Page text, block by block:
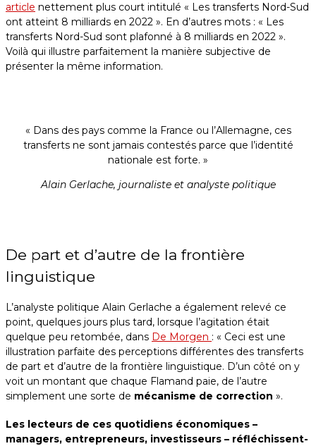
article nettement plus court intitulé « Les transferts Nord-Sud
ont atteint 8 milliards en 2022 ». En d’autres mots : « Les
transferts Nord-Sud sont plafonné à 8 milliards en 2022 ».
Voilà qui illustre parfaitement la manière subjective de
présenter la même information.
« Dans des pays comme la France ou l’Allemagne, ces
transferts ne sont jamais contestés parce que l’identité
nationale est forte. »
Alain Gerlache, journaliste et analyste politique
De part et d’autre de la frontière
linguistique
L’analyste politique Alain Gerlache a également relevé ce
point, quelques jours plus tard, lorsque l’agitation était
quelque peu retombée, dans De Morgen : « Ceci est une
illustration parfaite des perceptions différentes des transferts
de part et d’autre de la frontière linguistique. D’un côté on y
voit un montant que chaque Flamand paie, de l’autre
simplement une sorte de mécanisme de correction ».
Les lecteurs de ces quotidiens économiques –
managers, entrepreneurs, investisseurs – réfléchissent-